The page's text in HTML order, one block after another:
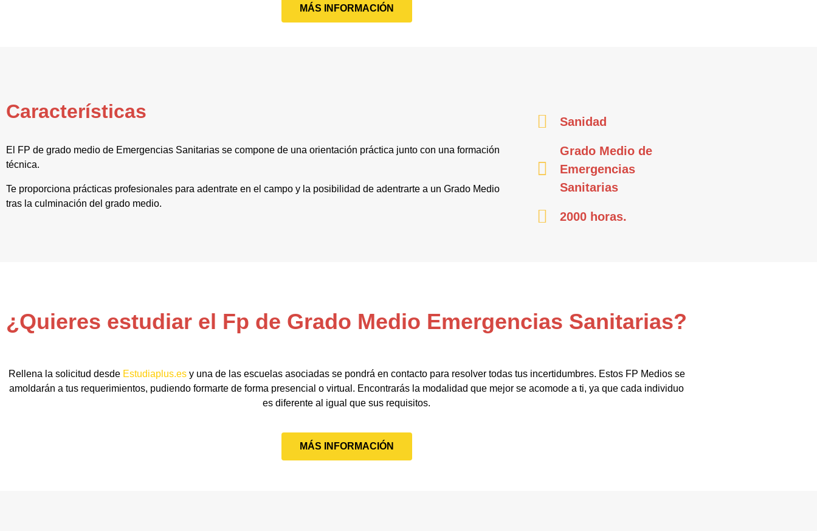
MÁS INFORMACIÓN
Características
El FP de grado medio de Emergencias Sanitarias se compone de una orientación práctica junto con una formación
técnica.
Te proporciona prácticas profesionales para adentrate en el campo y la posibilidad de adentrarte a un Grado Medio
tras la culminación del grado medio.
Sanidad
Grado Medio de
Emergencias
Sanitarias
2000 horas.
¿Quieres estudiar el Fp de Grado Medio Emergencias Sanitarias?
Rellena la solicitud desde Estudiaplus.esy una de las escuelas asociadas se pondrá en contacto para resolver todas tus incertidumbres. Estos FP Medios se
amoldarán a tus requerimientos, pudiendo formarte de forma presencial o virtual. Encontrarás la modalidad que mejor se acomode a ti, ya que cada individuo
es diferente al igual que sus requisitos.
MÁS INFORMACIÓN